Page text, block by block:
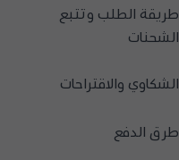
طريقة الطلب وتتبع
الشحنات
الشكاوي والاقتراحات
طرق الدفع